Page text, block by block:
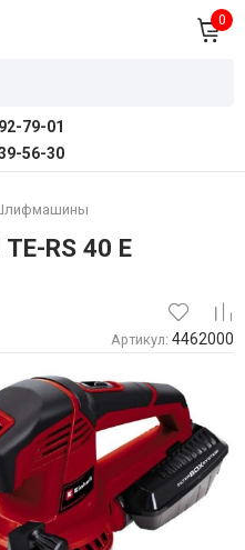
0
79-01
56-30
RS 40 E
Артикул: 4462000